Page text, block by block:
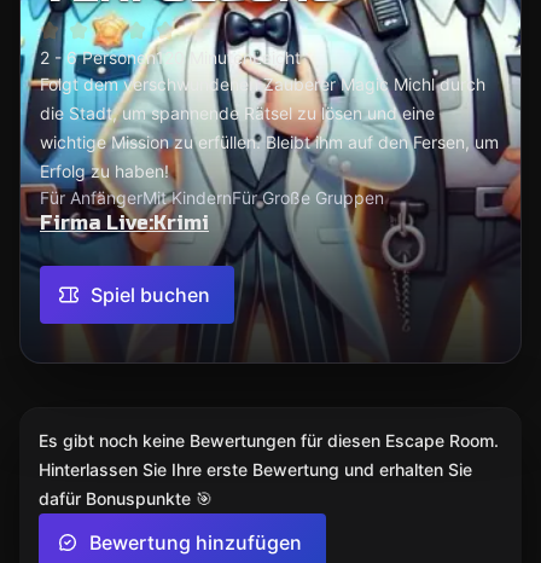
2 - 6 Personen120 MinutenLeicht
Folgt dem verschwundenen Zauberer Magic Michl durch
die Stadt, um spannende Rätsel zu lösen und eine
wichtige Mission zu erfüllen. Bleibt ihm auf den Fersen, um
Erfolg zu haben!
Für AnfängerMit KindernFür Große Gruppen
Firma Live:Krimi
Spiel buchen
Es gibt noch keine Bewertungen für diesen Escape Room.
Hinterlassen Sie Ihre erste Bewertung und erhalten Sie
dafür Bonuspunkte 🎯
Bewertung hinzufügen